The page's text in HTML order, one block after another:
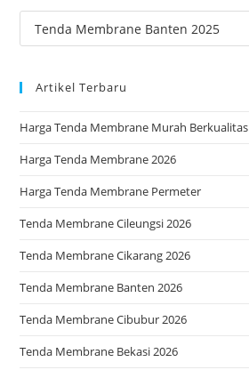
Kategori
Artikel Terbaru
Harga Tenda Membrane Murah Berkualitas
Harga Tenda Membrane 2026
Harga Tenda Membrane Permeter
Tenda Membrane Cileungsi 2026
Tenda Membrane Cikarang 2026
Tenda Membrane Banten 2026
Tenda Membrane Cibubur 2026
Tenda Membrane Bekasi 2026